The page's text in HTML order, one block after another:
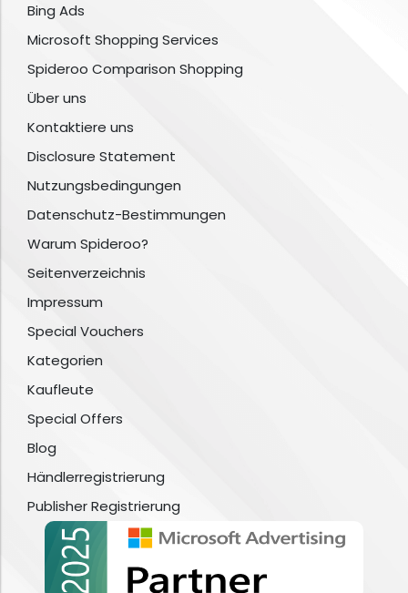
Bing Ads
Microsoft Shopping Services
Spideroo Comparison Shopping
Über uns
Kontaktiere uns
Disclosure Statement
Nutzungsbedingungen
Datenschutz-Bestimmungen
Warum Spideroo?
Seitenverzeichnis
Impressum
Special Vouchers
Kategorien
Kaufleute
Special Offers
Blog
Händlerregistrierung
Publisher Registrierung